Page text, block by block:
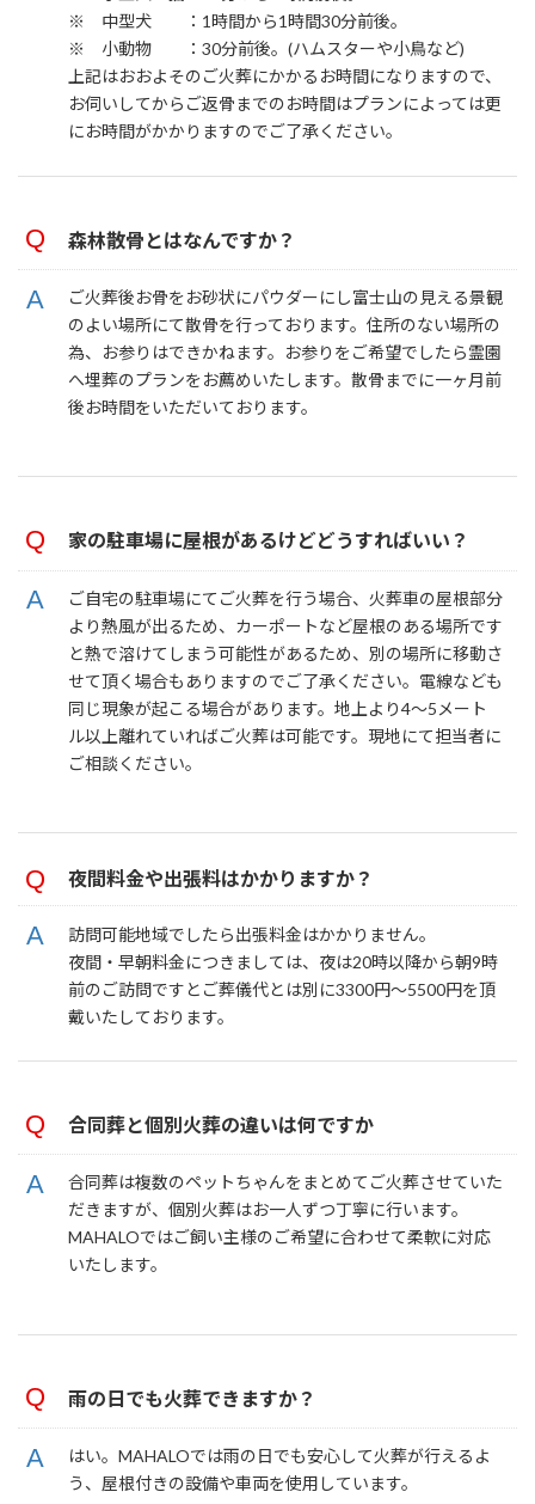
※ 中型犬 ：1時間から1時間30分前後。
※ 小動物 ：30分前後。(ハムスターや小鳥など)
上記はおおよそのご火葬にかかるお時間になりますので、
お伺いしてからご返骨までのお時間はプランによっては更
にお時間がかかりますのでご了承ください。
森林散骨とはなんですか？
ご火葬後お骨をお砂状にパウダーにし富士山の見える景観
のよい場所にて散骨を行っております。住所のない場所の
為、お参りはできかねます。お参りをご希望でしたら霊園
へ埋葬のプランをお薦めいたします。散骨までに一ヶ月前
後お時間をいただいております。
家の駐車場に屋根があるけどどうすればいい？
ご自宅の駐車場にてご火葬を行う場合、火葬車の屋根部分
より熱風が出るため、カーポートなど屋根のある場所です
と熱で溶けてしまう可能性があるため、別の場所に移動さ
せて頂く場合もありますのでご了承ください。電線なども
同じ現象が起こる場合があります。地上より4～5メート
ル以上離れていればご火葬は可能です。現地にて担当者に
ご相談ください。
夜間料金や出張料はかかりますか？
訪問可能地域でしたら出張料金はかかりません。
夜間・早朝料金につきましては、夜は20時以降から朝9時
前のご訪問ですとご葬儀代とは別に3300円～5500円を頂
戴いたしております。
合同葬と個別火葬の違いは何ですか
合同葬は複数のペットちゃんをまとめてご火葬させていた
だきますが、個別火葬はお一人ずつ丁寧に行います。
MAHALOではご飼い主様のご希望に合わせて柔軟に対応
いたします。
雨の日でも火葬できますか？
はい。MAHALOでは雨の日でも安心して火葬が行えるよ
う、屋根付きの設備や車両を使用しています。